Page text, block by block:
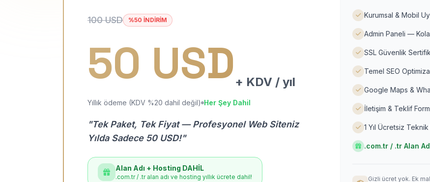
100 USD %50 İNDİRİM
50 USD + KDV / yıl
Yıllık ödeme (KDV %20 dahil değil) Her Şey Dahil
"Tek Paket, Tek Fiyat — Profesyonel Web Siteniz
Yılda Sadece 50 USD!"
Alan Adı + Hosting DAHİL
.com.tr / .tr alan adı ve hosting yıllık ücrete dahil!
Kurumsal & Mobil
Admin Paneli —
SSL Güvenlik
Temel SEO
Google Maps &
İletişim & Teklif
1 Yıl Ücretsiz
.com.tr / .tr Alan
Gizli ücret yok. Ek